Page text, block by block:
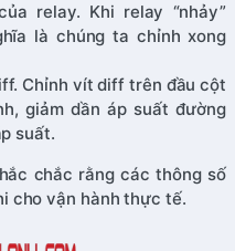
relay. Khi relay “nhảy”
là chúng ta chỉnh xong
Chỉnh vít diff trên đầu cột
giảm dần áp suất đường
suất.
chắc rằng các thông số
cho vận hành thực tế.